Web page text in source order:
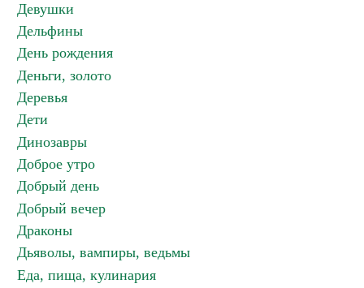
Девушки
Дельфины
День рождения
Деньги, золото
Деревья
Дети
Динозавры
Доброе утро
Добрый день
Добрый вечер
Драконы
Дьяволы, вампиры, ведьмы
Еда, пища, кулинария